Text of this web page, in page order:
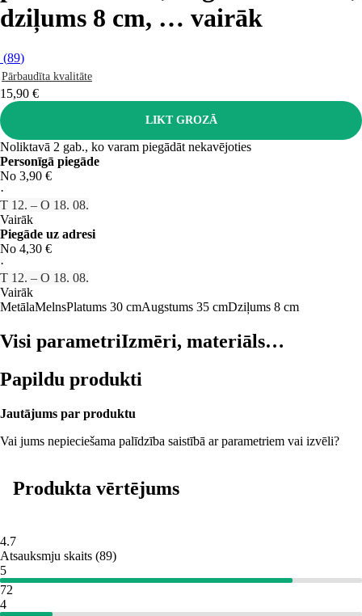
dziļums 8 cm, … vairāk
(89)
Pārbaudīta kvalitāte
15,90 €
LIKT GROZĀ
Noliktavā 2 gab., ko varam piegādāt nekavējoties
Personīgā piegāde
No 3,90 €
·
T 12. – O 18. 08.
Vairāk
Piegāde uz adresi
No 4,30 €
·
T 12. – O 18. 08.
Vairāk
MetālaMelnsPlatums 30 cmAugstums 35 cmDziļums 8 cm
Visi parametriIzmēri, materiāls…
Papildu produkti
Jautājums par produktu
Vai jums nepieciešama palīdzība saistībā ar parametriem vai izvēli?
Produkta vērtējums
4.7
Atsauksmju skaits (89)
5
72
4